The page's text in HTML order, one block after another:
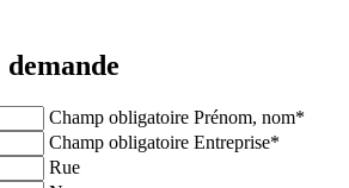
Champ obligatoire Prénom, nom*
Champ obligatoire Entreprise*
Rue